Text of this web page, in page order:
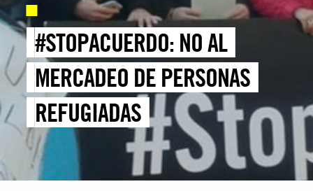
#STOPACUERDO: NO AL
MERCADEO DE PERSONAS
REFUGIADAS